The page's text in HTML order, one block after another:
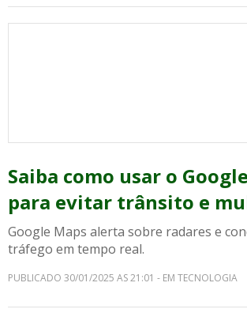
Saiba como usar o
para evitar trânsito e
Google Maps alerta sobre radares e
tráfego em tempo real.
PUBLICADO 30/01/2025 AS 21:01 - EM TECNOLOGIA